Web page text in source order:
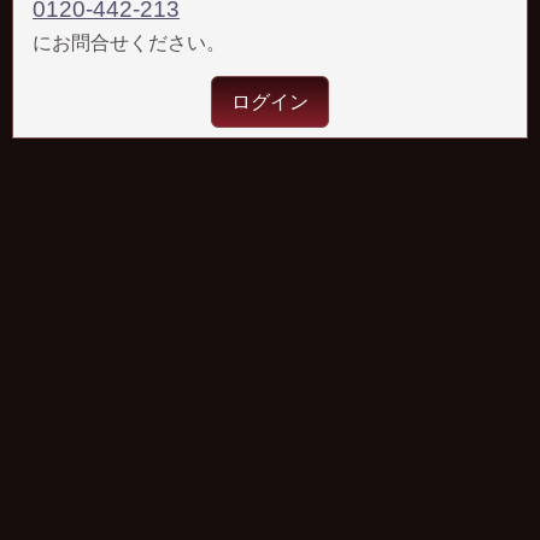
0120-442-213